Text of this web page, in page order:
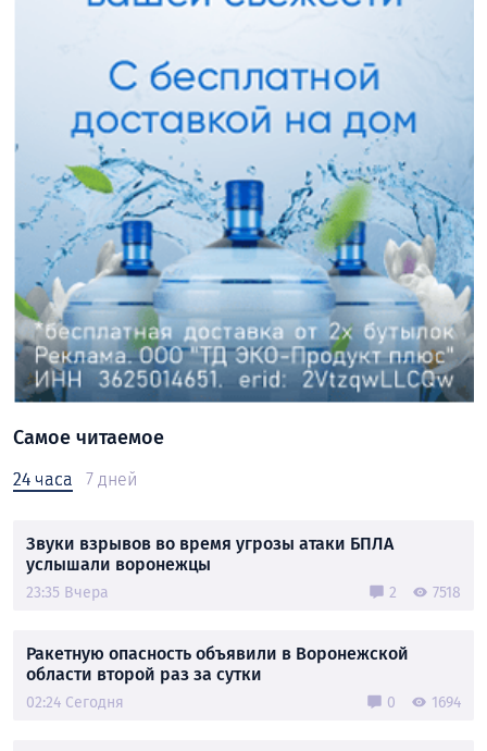
Самое читаемое
24 часа 7 дней
Звуки взрывов во время угрозы атаки БПЛА
услышали воронежцы
23:35 Вчера 2 7518
Ракетную опасность объявили в Воронежской
области второй раз за сутки
02:24 Сегодня 0 1694